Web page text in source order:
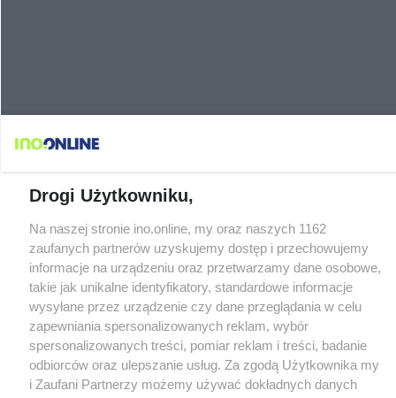
Drogi Użytkowniku,
Na naszej stronie ino.online, my oraz naszych 1162
zaufanych partnerów uzyskujemy dostęp i przechowujemy
informacje na urządzeniu oraz przetwarzamy dane osobowe,
takie jak unikalne identyfikatory, standardowe informacje
wysyłane przez urządzenie czy dane przeglądania w celu
zapewniania spersonalizowanych reklam, wybór
spersonalizowanych treści, pomiar reklam i treści, badanie
odbiorców oraz ulepszanie usług. Za zgodą Użytkownika my
i Zaufani Partnerzy możemy używać dokładnych danych